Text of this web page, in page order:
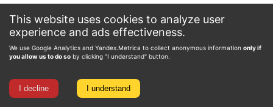
This website uses cookies to analyze user
experience and ads effectiveness.
We use Google Analytics and Yandex.Metrica to collect anonymous information only if
you allow us to do so by clicking "I understand" button.
I decline I understand
Stato di ossidazione
-2, -1, 0, 1, 2,